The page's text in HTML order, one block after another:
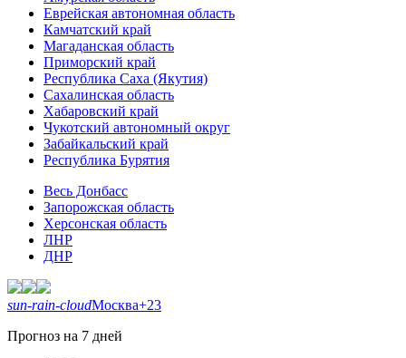
Еврейская автономная область
Камчатский край
Магаданская область
Приморский край
Республика Саха (Якутия)
Сахалинская область
Хабаровский край
Чукотский автономный округ
Забайкальский край
Республика Бурятия
Весь Донбасс
Запорожская область
Херсонская область
ЛНР
ДНР
sun-rain-cloudМосква+23
Прогноз на 7 дней